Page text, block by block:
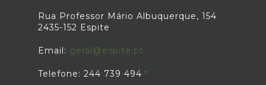
Rua Professor Mário Albuquerque, 154
2435-152 Espite
Email: geral@espite.pt
Telefone: 244 739 494